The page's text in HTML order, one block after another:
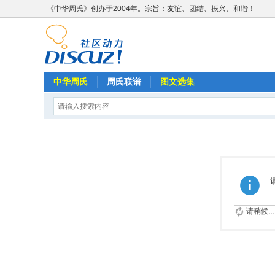
《中华周氏》创办于2004年。宗旨：友谊、团结、振兴、和谐！
中华周氏 周氏联谱 图文选集
请稍候...